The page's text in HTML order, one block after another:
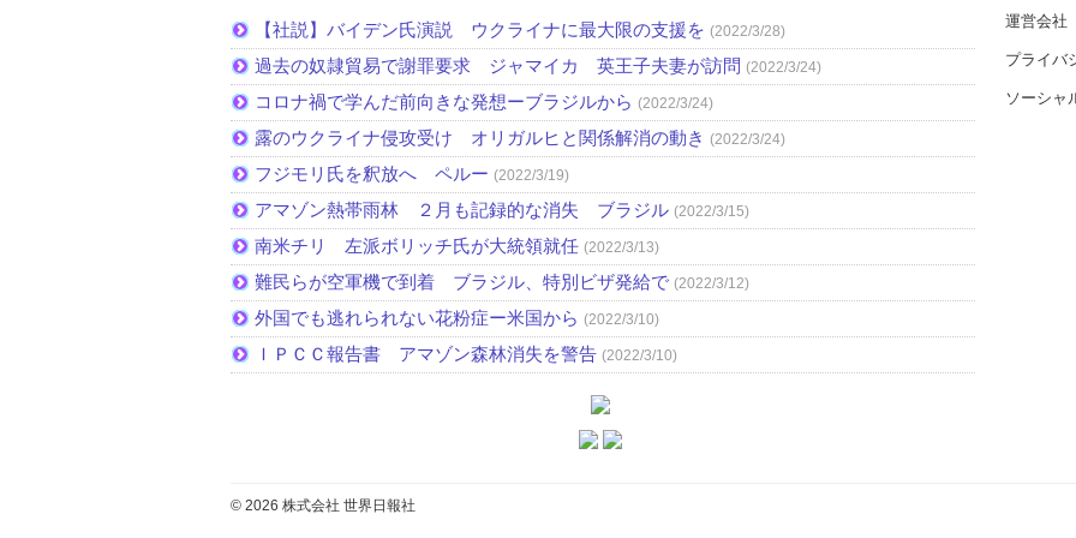
【社説】バイデン氏演説 ウクライナに最大限の支援を (2022/3/28)
過去の奴隷貿易で謝罪要求 ジャマイカ 英王子夫妻が訪問 (2022/3/24)
コロナ禍で学んだ前向きな発想ーブラジルから (2022/3/24)
露のウクライナ侵攻受け オリガルヒと関係解消の動き (2022/3/24)
フジモリ氏を釈放へ ペルー (2022/3/19)
アマゾン熱帯雨林 ２月も記録的な消失 ブラジル (2022/3/15)
南米チリ 左派ボリッチ氏が大統領就任 (2022/3/13)
難民らが空軍機で到着 ブラジル、特別ビザ発給で (2022/3/12)
外国でも逃れられない花粉症ー米国から (2022/3/10)
ＩＰＣＣ報告書 アマゾン森林消失を警告 (2022/3/10)
運営会社
プライバ
ソーシャ
© 2026 株式会社 世界日報社